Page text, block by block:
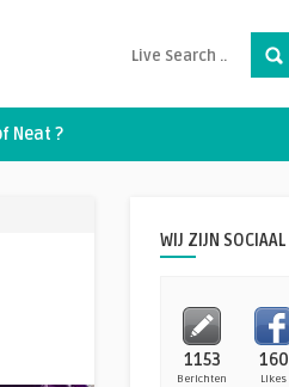
Neat ?
WIJ ZIJN SOCIAAL
1153
Berichten
160
Likes